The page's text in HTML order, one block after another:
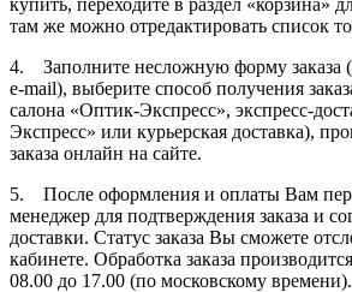
там же можно отредактировать список
4. Заполните несложную форму
e-mail), выберите способ получения
салона «Оптик-Экспресс», экспресс-
Экспресс» или курьерская доставка),
заказа онлайн на сайте.
5. После оформления и оплаты Вам
менеджер для подтверждения заказа и
доставки. Статус заказа Вы сможете
кабинете. Обработка заказа
08.00 до 17.00 (по московскому времени).